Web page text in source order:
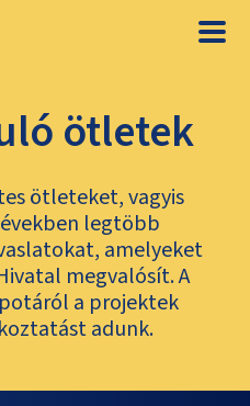
ötletek
ötleteket, vagyis
legtöbb
amelyeket
megvalósít. A
a projektek
adunk.